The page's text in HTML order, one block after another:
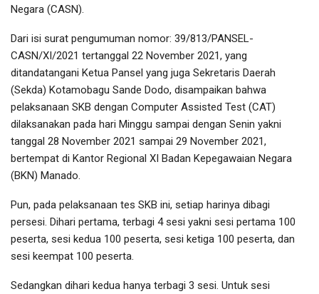
Negara (CASN).
Dari isi surat pengumuman nomor: 39/813/PANSEL-
CASN/XI/2021 tertanggal 22 November 2021, yang
ditandatangani Ketua Pansel yang juga Sekretaris Daerah
(Sekda) Kotamobagu Sande Dodo, disampaikan bahwa
pelaksanaan SKB dengan Computer Assisted Test (CAT)
dilaksanakan pada hari Minggu sampai dengan Senin yakni
tanggal 28 November 2021 sampai 29 November 2021,
bertempat di Kantor Regional XI Badan Kepegawaian Negara
(BKN) Manado.
Pun, pada pelaksanaan tes SKB ini, setiap harinya dibagi
persesi. Dihari pertama, terbagi 4 sesi yakni sesi pertama 100
peserta, sesi kedua 100 peserta, sesi ketiga 100 peserta, dan
sesi keempat 100 peserta.
Sedangkan dihari kedua hanya terbagi 3 sesi. Untuk sesi